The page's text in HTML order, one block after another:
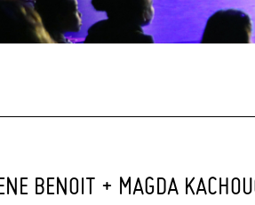
BENOIT + MAGDA